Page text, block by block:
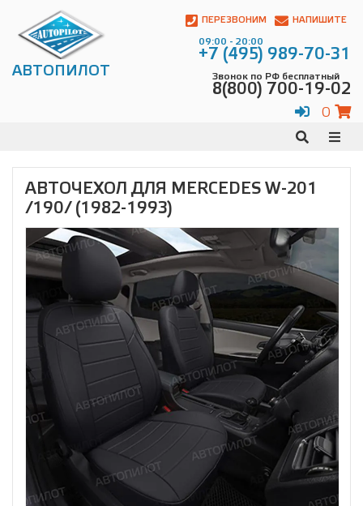
АВТОПИЛОТ
ПЕРЕЗВОНИМ НАПИШИТЕ
09:00 - 20:00
+7 (495) 989-70-31
Звонок по РФ бесплатный
8(800) 700-19-02
0
АВТОЧЕХОЛ ДЛЯ MERCEDES W-201
/190/ (1982-1993)
Контакты:
Адрес:
Чагинская
700-
Телефон:+7
(495)
почта:
info@avtopilot1.ru